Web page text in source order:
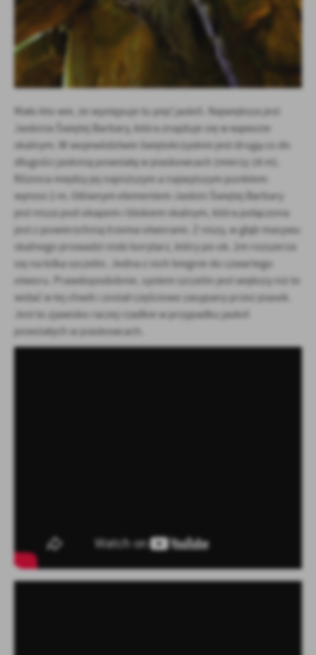
Mało kto wie, że występuje tu pięć jaskiń. Największa jest
Jaskinia Świętej Barbary, która znajduje się w wąwozie
skalnym. W województwie świętokrzyskim jest drugą co do
długości jaskinią powstałą w piaskowcach (mierzy 18 m).
Różnica między jej najniższym a najwyższym punktem
wynosi 2 m. Głównym elementem Jaskini Świętej Barbary
jest nisza pod okapem i blokiem skalnym, która połączona
jest z powierzchnią trzema otworami. Z niszy, w głąb masywu
skalnego prowadzi niski korytarz, który po ok. 2m rozszerza
się na kilka szczelin. Jedna z nich biegnie do czwartego
otworu. Prawdopodobnie, system szczelin jest większy niż to
widać w tej chwili i został częściowo zasypany przez piasek.
Jest to zjawisko raczej rzadkie w przypadku jaskiń
powstałych w piaskowcach.